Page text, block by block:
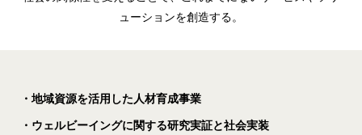
ューションを創造する。
・地域資源を活用した人材育成事業
・ウェルビーイングに関する研究実証と社会実装